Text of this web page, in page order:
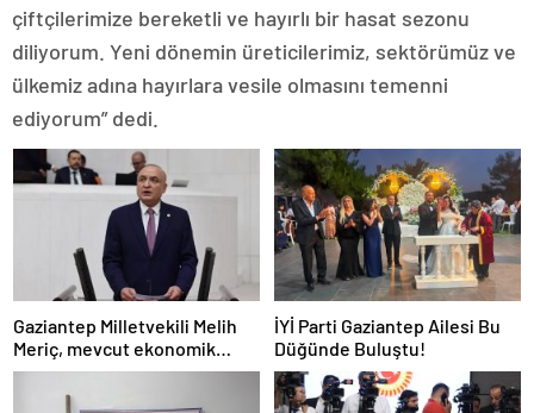
çiftçilerimize bereketli ve hayırlı bir hasat sezonu
diliyorum. Yeni dönemin üreticilerimiz, sektörümüz ve
ülkemiz adına hayırlara vesile olmasını temenni
ediyorum” dedi.
Gaziantep Milletvekili Melih
Meriç, mevcut ekonomik
koşullarda dar gelirli
vatandaşların konut sahibi
İYİ Parti Gaziantep Ailesi Bu
Düğünde Buluştu!